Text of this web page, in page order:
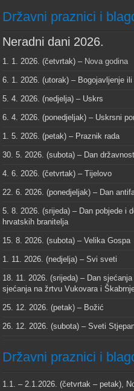
Državni praznici i
Neradni dani 2026.
1. 1. 2026. (četvrtak) – Nova godina
6. 1. 2026. (utorak) – Bogojavljenje
5. 4. 2026. (nedjelja) – Uskrs
6. 4. 2026. (ponedjeljak) – Uskrsni
1. 5. 2026. (petak) – Praznik rada
30. 5. 2026. (subota) – Dan
4. 6. 2026. (četvrtak) – Tijelovo
22. 6. 2026. (ponedjeljak) – Dan
5. 8. 2026. (srijeda) – Dan pobjede i
hrvatskih branitelja
15. 8. 2026. (subota) – Velika Gospa
1. 11. 2026. (nedjelja) – Svi sveti
18. 11. 2026. (srijeda) – Dan
sjećanja na žrtvu Vukovara i
25. 12. 2026. (petak) – Božić
26. 12. 2026. (subota) – Sveti
Državni praznici i
1.1. – 2.1.2026. (četvrtak – petak),